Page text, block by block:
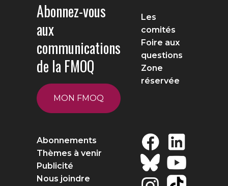
Abonnez-vous
aux
communications
de la FMOQ
MON FMOQ
Les
comités
Foire aux
questions
Zone
réservée
Abonnements
Thèmes à venir
Publicité
Nous joindre